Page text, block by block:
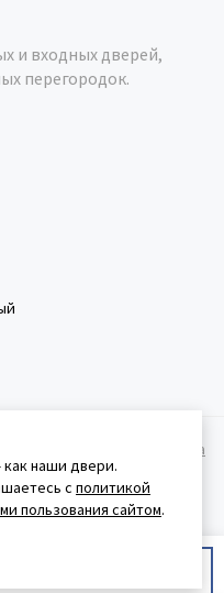
и входных дверей,
перегородок.
Политика
использования сайта
наши двери.
с политикой
пользования сайтом.